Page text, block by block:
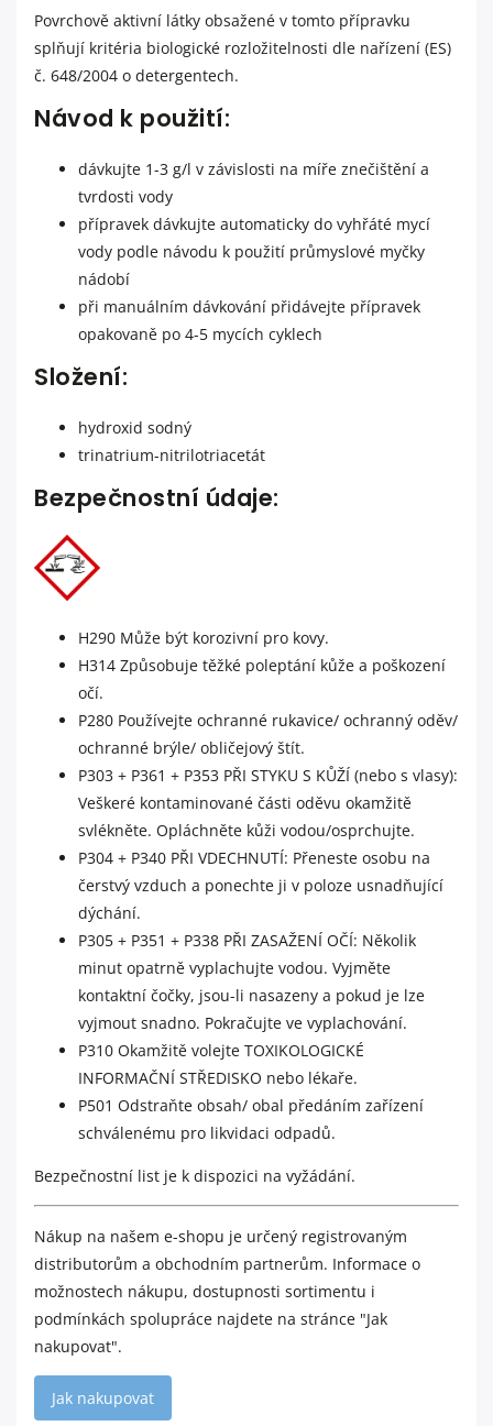
Povrchově aktivní látky obsažené v tomto přípravku
splňují kritéria biologické rozložitelnosti dle nařízení (ES)
č. 648/2004 o detergentech.
Návod k použití:
dávkujte 1-3 g/l v závislosti na míře znečištění a
tvrdosti vody
přípravek dávkujte automaticky do vyhřáté mycí
vody podle návodu k použití průmyslové myčky
nádobí
při manuálním dávkování přidávejte přípravek
opakovaně po 4-5 mycích cyklech
Složení:
hydroxid sodný
trinatrium-nitrilotriacetát
Bezpečnostní údaje:
H290 Může být korozivní pro kovy.
H314 Způsobuje těžké poleptání kůže a poškození
očí.
P280 Používejte ochranné rukavice/ ochranný oděv/
ochranné brýle/ obličejový štít.
P303 + P361 + P353 PŘI STYKU S KŮŽÍ (nebo s vlasy):
Veškeré kontaminované části oděvu okamžitě
svlékněte. Opláchněte kůži vodou/osprchujte.
P304 + P340 PŘI VDECHNUTÍ: Přeneste osobu na
čerstvý vzduch a ponechte ji v poloze usnadňující
dýchání.
P305 + P351 + P338 PŘI ZASAŽENÍ OČÍ: Několik
minut opatrně vyplachujte vodou. Vyjměte
kontaktní čočky, jsou-li nasazeny a pokud je lze
vyjmout snadno. Pokračujte ve vyplachování.
P310 Okamžitě volejte TOXIKOLOGICKÉ
INFORMAČNÍ STŘEDISKO nebo lékaře.
P501 Odstraňte obsah/ obal předáním zařízení
schválenému pro likvidaci odpadů.
Bezpečnostní list je k dispozici na vyžádání.
Nákup na našem e-shopu je určený registrovaným
distributorům a obchodním partnerům. Informace o
možnostech nákupu, dostupnosti sortimentu i
podmínkách spolupráce najdete na stránce "Jak
nakupovat".
Jak nakupovat